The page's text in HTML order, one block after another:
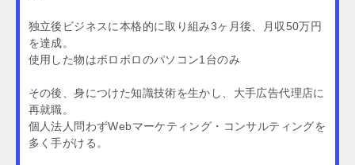
独立後ビジネスに本格的に取り組み3ヶ月後、月収50万円
を達成。
使用した物はボロボロのパソコン1台のみ
その後、身につけた知識技術を生かし、大手広告代理店に
再就職。
個人法人問わずWebマーケティング・コンサルティングを
多く手がける。